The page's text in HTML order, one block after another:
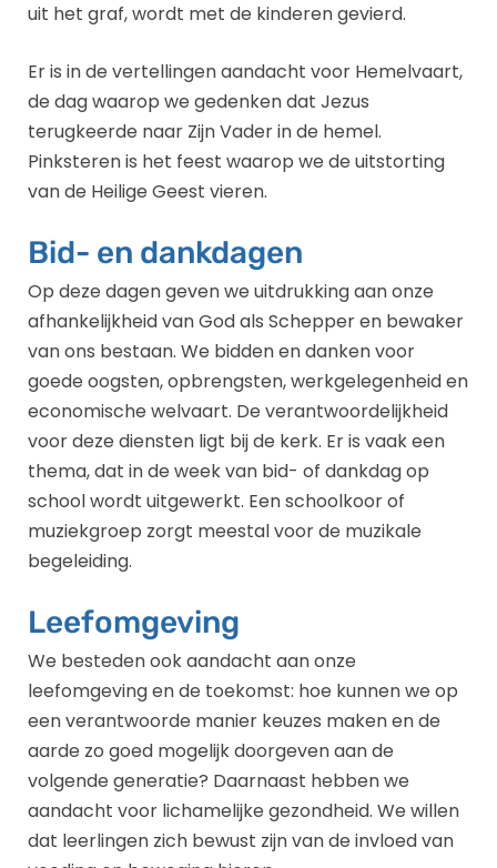
uit het graf, wordt met de kinderen gevierd.
Er is in de vertellingen aandacht voor Hemelvaart,
de dag waarop we gedenken dat Jezus
terugkeerde naar Zijn Vader in de hemel.
Pinksteren is het feest waarop we de uitstorting
van de Heilige Geest vieren.
Bid- en dankdagen
Op deze dagen geven we uitdrukking aan onze
afhankelijkheid van God als Schepper en bewaker
van ons bestaan. We bidden en danken voor
goede oogsten, opbrengsten, werkgelegenheid en
economische welvaart. De verantwoordelijkheid
voor deze diensten ligt bij de kerk. Er is vaak een
thema, dat in de week van bid- of dankdag op
school wordt uitgewerkt. Een schoolkoor of
muziekgroep zorgt meestal voor de muzikale
begeleiding.
Leefomgeving
We besteden ook aandacht aan onze
leefomgeving en de toekomst: hoe kunnen we op
een verantwoorde manier keuzes maken en de
aarde zo goed mogelijk doorgeven aan de
volgende generatie? Daarnaast hebben we
aandacht voor lichamelijke gezondheid. We willen
dat leerlingen zich bewust zijn van de invloed van